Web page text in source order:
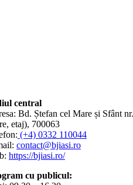
central
Bd. Ștefan cel Mare și Sfânt
etaj), 700063
(+4) 0332 110044
contact@bjiasi.ro
https://bjiasi.ro/
cu publicul: